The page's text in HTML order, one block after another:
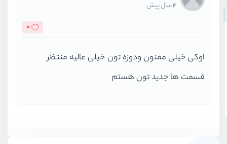
4 سال پیش
0
اوکی خیلی ممنون ودوزه تون خیلی عالیه منتظر
قسمت ها جدید تون هستم